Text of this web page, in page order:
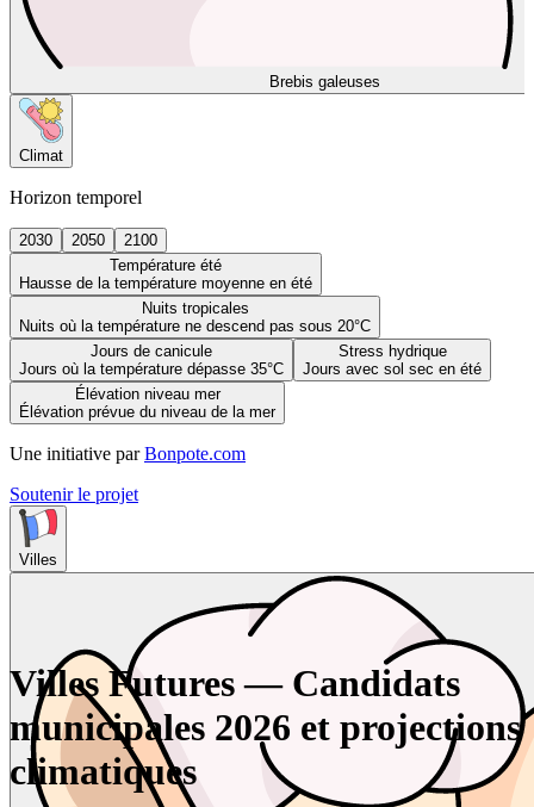
Brebis galeuses
Climat
Horizon temporel
2030 2050
2100
Température été
Hausse de la température moyenne en été
Nuits tropicales
Nuits où la température ne descend pas sous 20°C
Jours de canicule
Jours où la température dépasse 35°C
Stress hydrique
Jours avec sol sec en été
Élévation niveau mer
Élévation prévue du niveau de la mer
Une initiative par Bonpote.com
Soutenir le projet
Villes
Villes Futures — Candidats
municipales 2026 et projections
climatiques